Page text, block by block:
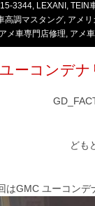
3344, LEXANI , TEIN
高調マスタング, アメ
アメ車専門店修理, アメ
ーコンデ
ども
はGMC ユーコンデ